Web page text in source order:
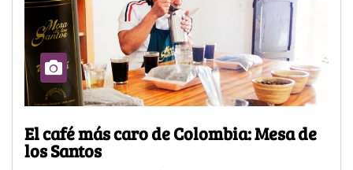
El café más caro de Colombia: Mesa de
los Santos